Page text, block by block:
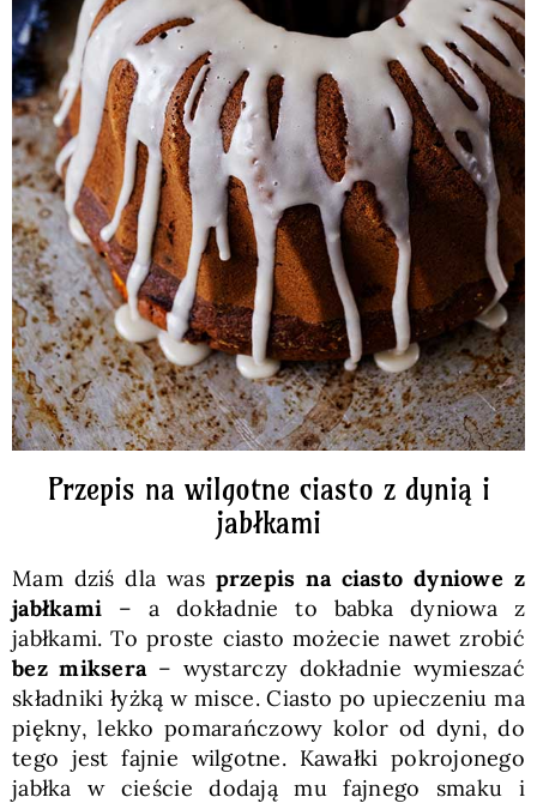
Zdrowo i fit
Kuchnie świata
SKLEP
Polski
Przepis na wilgotne ciasto z dynią i
jabłkami
Mam dziś dla was przepis na ciasto dyniowe z
jabłkami – a dokładnie to babka dyniowa z
jabłkami. To proste ciasto możecie nawet zrobić
bez miksera– wystarczy dokładnie wymieszać
składniki łyżką w misce. Ciasto po upieczeniu ma
piękny, lekko pomarańczowy kolor od dyni, do
tego jest fajnie wilgotne. Kawałki pokrojonego
jabłka w cieście dodają mu fajnego smaku i